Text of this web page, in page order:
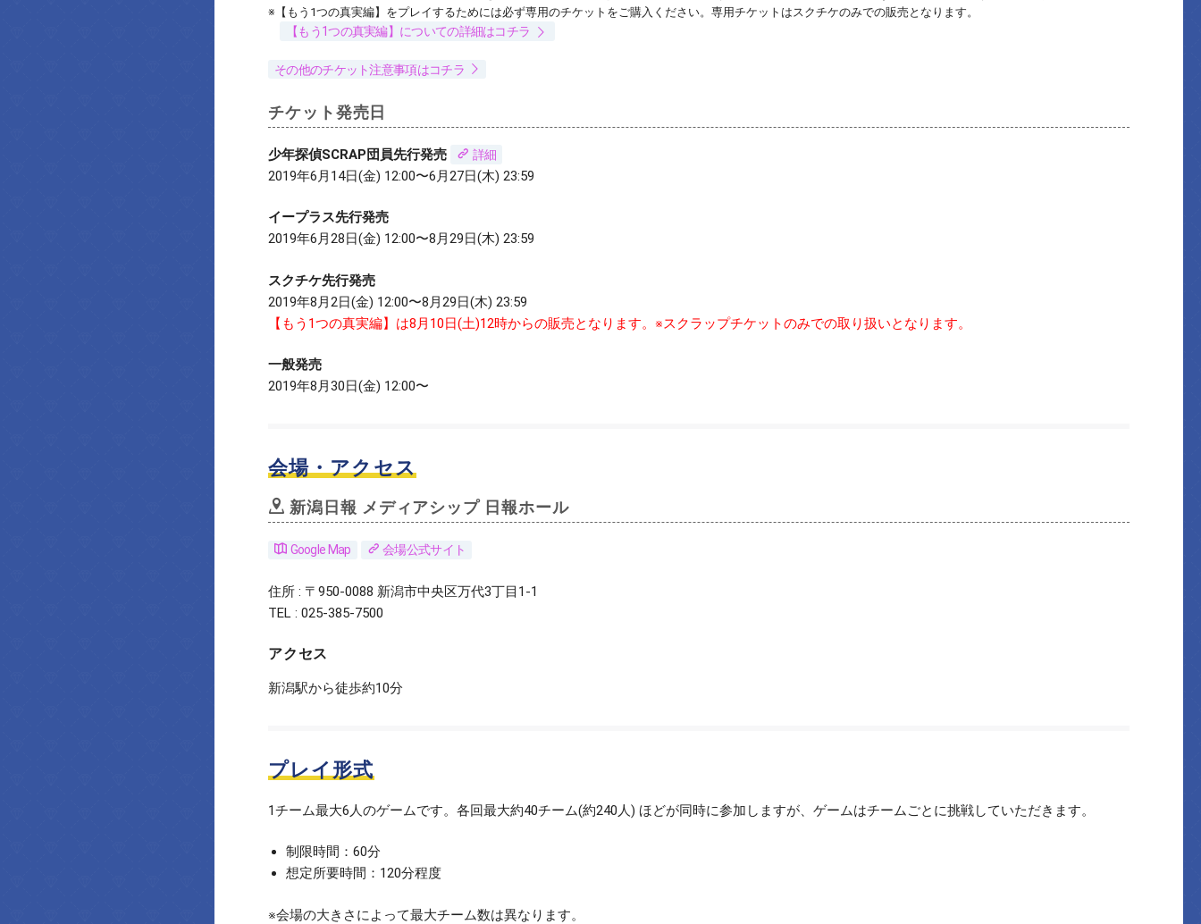
※【もう1つの真実編】をプレイするためには必ず専用のチケットをご購入ください。専用チケットはスクチケのみでの販売となります。
【もう1つの真実編】についての詳細はコチラ
その他のチケット注意事項はコチラ
チケット発売日
少年探偵SCRAP団員先行発売 詳細
2019年6月14日(金) 12:00〜6月27日(木) 23:59
イープラス先行発売
2019年6月28日(金) 12:00〜8月29日(木) 23:59
スクチケ先行発売
2019年8月2日(金) 12:00〜8月29日(木) 23:59
【もう1つの真実編】は8月10日(土)12時からの販売となります。※スクラップチケットのみでの取り扱いとなります。
一般発売
2019年8月30日(金) 12:00〜
会場・アクセス
新潟日報 メディアシップ 日報ホール
Google Map 会場公式サイト
住所 : 〒950-0088 新潟市中央区万代3丁目1-1
TEL : 025-385-7500
アクセス
新潟駅から徒歩約10分
プレイ形式
1チーム最大6人のゲームです。各回最大約40チーム(約240人) ほどが同時に参加しますが、ゲームはチームごとに挑戦していただきます。
制限時間：60分
想定所要時間：120分程度
※会場の大きさによって最大チーム数は異なります。